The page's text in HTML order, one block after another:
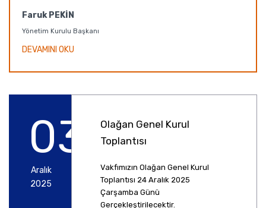
Faruk PEKİN
Yönetim Kurulu Başkanı
DEVAMINI OKU
03
Aralık
2025
Olağan Genel Kurul
Toplantısı
Vakfımızın Olağan Genel Kurul
Toplantısı 24 Aralık 2025
Çarşamba Günü
Gerçekleştirilecektir.